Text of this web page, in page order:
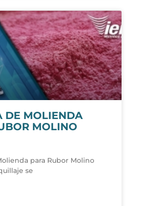
DE MOLIENDA
MOLINO
para Rubor Molino
se